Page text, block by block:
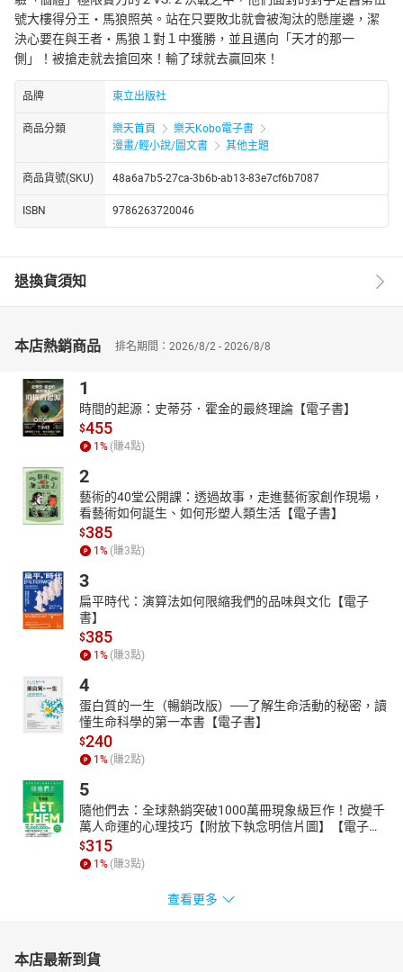
號大樓得分王‧馬狼照英。站在只要敗北就會被淘汰的懸崖邊，潔
決心要在與王者‧馬狼１對１中獲勝，並且邁向「天才的那一
側」！被搶走就去搶回來！輸了球就去贏回來！
品牌 東立出版社
商品分類 樂天首頁
樂天Kobo電子書
漫畫/輕小說/圖文書
其他主題
商品貨號(SKU) 48a6a7b5-27ca-3b6b-ab13-83e7cf6b7087
ISBN 9786263720046
退換貨須知
本店熱銷商品 排名期間：2026/8/2 - 2026/8/8
1
時間的起源：史蒂芬．霍金的最終理論【電子書】
$455
1% (賺4點)
2
藝術的40堂公開課：透過故事，走進藝術家創作現場，
看藝術如何誕生、如何形塑人類生活【電子書】
$385
1% (賺3點)
3
扁平時代：演算法如何限縮我們的品味與文化【電子
書】
$385
1% (賺3點)
4
蛋白質的一生（暢銷改版）──了解生命活動的秘密，讀
懂生命科學的第一本書【電子書】
$240
1% (賺2點)
5
隨他們去：全球熱銷突破1000萬冊現象級巨作！改變千
萬人命運的心理技巧【附放下執念明信片圖】【電子
書】
$315
1% (賺3點)
查看更多
本店最新到貨